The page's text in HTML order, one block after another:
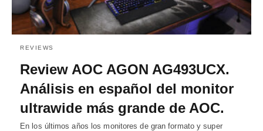
REVIEWS
Review AOC AGON AG493UCX.
Análisis en español del monitor
ultrawide más grande de AOC.
En los últimos años los monitores de gran formato y super